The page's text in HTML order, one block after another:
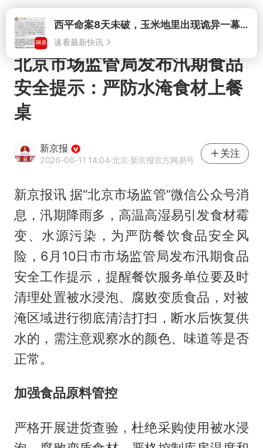
打开西平命案8天未破，玉米地里出现诡异一幕，我突然想起了欧金中
速看最新快讯
北京市场监管局发布汛期食品
安全提示：严防水淹食材上餐
桌
新京报
2026-06-11 14:04·北京·新京报官方网易号
关注
新京报讯 据“北京市场监管”微信公众号消
息，汛期降雨多，高温高湿易引发食材霉
变、水源污染，为严防餐饮食品安全风
险，6月10日市市场监管局发布汛期食品
安全工作提示，提醒餐饮服务单位要及时
清理处置被水浸泡、腐败变质食品，对被
淹区域进行彻底清洁打扫，断水后恢复供
水的，需注意观察水的颜色、味道等是否
正常。
加强食品原料管控
严格开展进货查验，杜绝采购使用被水浸